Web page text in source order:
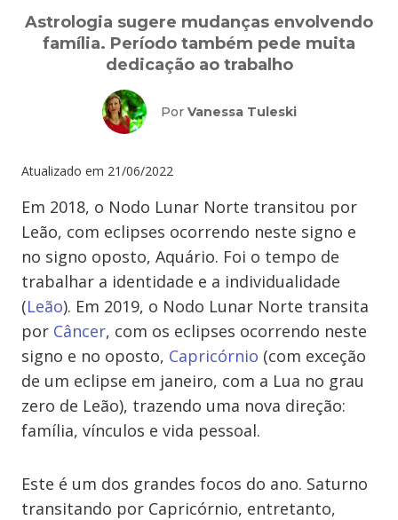
Astrologia sugere mudanças envolvendo
família. Período também pede muita
dedicação ao trabalho
Por Vanessa Tuleski
Atualizado em 21/06/2022
Em 2018, o Nodo Lunar Norte transitou por
Leão, com eclipses ocorrendo neste signo e
no signo oposto, Aquário. Foi o tempo de
trabalhar a identidade e a individualidade
(Leão). Em 2019, o Nodo Lunar Norte transita
por Câncer, com os eclipses ocorrendo neste
signo e no oposto, Capricórnio (com exceção
de um eclipse em janeiro, com a Lua no grau
zero de Leão), trazendo uma nova direção:
família, vínculos e vida pessoal.
Este é um dos grandes focos do ano. Saturno
transitando por Capricórnio, entretanto,